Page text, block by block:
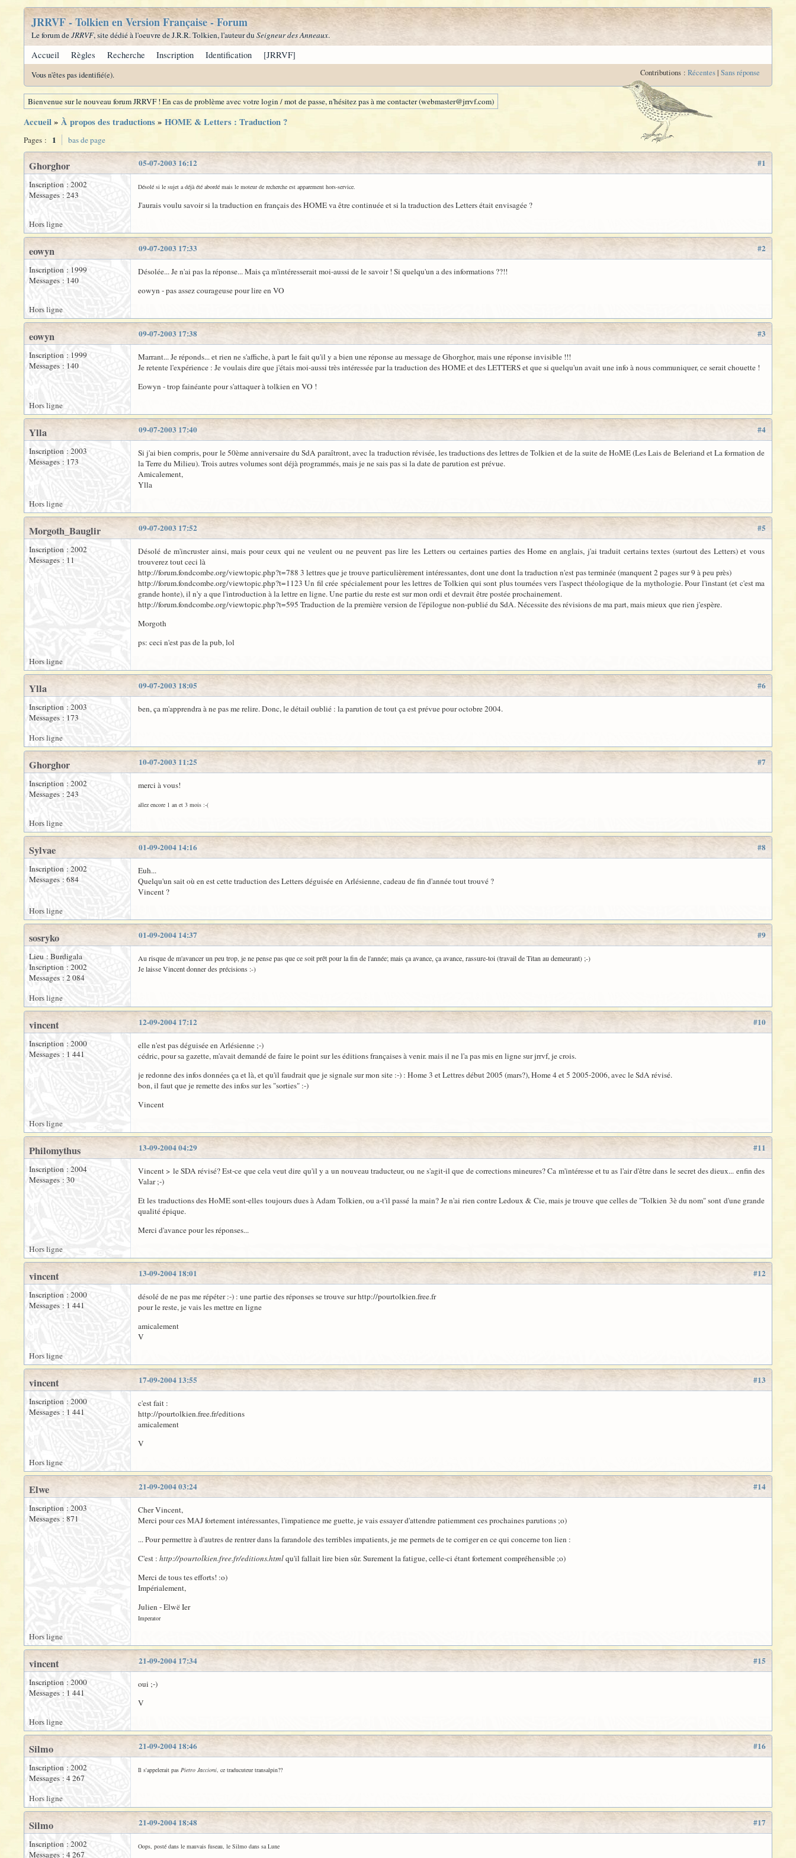
JRRVF - Tolkien en Version Française - Forum
Le forum deJRRVF, site dédié à l'oeuvre de J.R.R. Tolkien, l'auteur du Seigneur des Anneaux.
Accueil Règles Recherche Inscription Identification [JRRVF]
Vous n'êtes pas identifié(e). Contributions : Récentes| Sans réponse
Bienvenue sur le nouveau forum JRRVF ! En cas de problème avec votre login / mot de passe, n'hésitez pas à me contacter (webmaster@jrrvf.com)
Accueil» À propos des traductions» HOME & Letters : Traduction ?
Pages : 1 bas de page
#1
05-07-2003 16:12
Ghorghor
Inscription : 2002
Messages : 243
Désolé si le sujet a déjà été abordé mais le moteur de recherche est apparement hors-service.
J'aurais voulu savoir si la traduction en français des HOME va être continuée et si la traduction des Letters était envisagée ?
Hors ligne
#2
09-07-2003 17:33
eowyn
Inscription : 1999
Messages : 140
Désolée... Je n'ai pas la réponse... Mais ça m'intéresserait moi-aussi de le savoir ! Si quelqu'un a des informations ??!!
eowyn - pas assez courageuse pour lire en VO
Hors ligne
#3
09-07-2003 17:38
eowyn
Inscription : 1999
Messages : 140
Marrant... Je réponds... et rien ne s'affiche, à part le fait qu'il y a bien une réponse au message de Ghorghor, mais une réponse invisible !!!
Je retente l'expérience : Je voulais dire que j'étais moi-aussi très intéressée par la traduction des HOME et des LETTERS et que si quelqu'un avait une info à nous communiquer, ce serait chouette !
Eowyn - trop fainéante pour s'attaquer à tolkien en VO !
Hors ligne
#4
09-07-2003 17:40
Ylla
Inscription : 2003
Messages : 173
Si j'ai bien compris, pour le 50ème anniversaire du SdA paraîtront, avec la traduction révisée, les traductions des lettres de Tolkien et de la suite de HoME (Les Lais de Beleriand et La formation de
la Terre du Milieu). Trois autres volumes sont déjà programmés, mais je ne sais pas si la date de parution est prévue.
Amicalement,
Ylla
Hors ligne
#5
09-07-2003 17:52
Morgoth_Bauglir
Inscription : 2002
Messages : 11
Désolé de m'incruster ainsi, mais pour ceux qui ne veulent ou ne peuvent pas lire les Letters ou certaines parties des Home en anglais, j'ai traduit certains textes (surtout des Letters) et vous
trouverez tout ceci là
http://forum.fondcombe.org/viewtopic.php?t=788 3 lettres que je trouve particulièrement intéressantes, dont une dont la traduction n'est pas terminée (manquent 2 pages sur 9 à peu près)
http://forum.fondcombe.org/viewtopic.php?t=1123 Un fil crée spécialement pour les lettres de Tolkien qui sont plus tournées vers l'aspect théologique de la mythologie. Pour l'instant (et c'est ma
grande honte), il n'y a que l'introduction à la lettre en ligne. Une partie du reste est sur mon ordi et devrait être postée prochainement.
http://forum.fondcombe.org/viewtopic.php?t=595 Traduction de la première version de l'épilogue non-publié du SdA. Nécessite des révisions de ma part, mais mieux que rien j'espère.
Morgoth
ps: ceci n'est pas de la pub, lol
Hors ligne
#6
09-07-2003 18:05
Ylla
Inscription : 2003
Messages : 173
ben, ça m'apprendra à ne pas me relire. Donc, le détail oublié : la parution de tout ça est prévue pour octobre 2004.
Hors ligne
#7
10-07-2003 11:25
Ghorghor
Inscription : 2002
Messages : 243
merci à vous!
allez encore 1 an et 3 mois :-(
Hors ligne
#8
01-09-2004 14:16
Sylvae
Inscription : 2002
Messages : 684
Euh...
Quelqu'un sait où en est cette traduction des Letters déguisée en Arlésienne, cadeau de fin d'année tout trouvé ?
Vincent ?
Hors ligne
#9
01-09-2004 14:37
sosryko
Lieu : Burdigala
Inscription : 2002
Messages : 2 084
Au risque de m'avancer un peu trop, je ne pense pas que ce soit prêt pour la fin de l'année; mais ça avance, ça avance, rassure-toi (travail de Titan au demeurant) ;-)
Je laisse Vincent donner des précisions :-)
Hors ligne
#10
12-09-2004 17:12
vincent
Inscription : 2000
Messages : 1 441
elle n'est pas déguisée en Arlésienne ;-)
cédric, pour sa gazette, m'avait demandé de faire le point sur les éditions françaises à venir. mais il ne l'a pas mis en ligne sur jrrvf, je crois.
je redonne des infos données ça et là, et qu'il faudrait que je signale sur mon site :-) : Home 3 et Lettres début 2005 (mars?), Home 4 et 5 2005-2006, avec le SdA révisé.
bon, il faut que je remette des infos sur les "sorties" :-)
Vincent
Hors ligne
#11
13-09-2004 04:29
Philomythus
Inscription : 2004
Messages : 30
Vincent > le SDA révisé? Est-ce que cela veut dire qu'il y a un nouveau traducteur, ou ne s'agit-il que de corrections mineures? Ca m'intéresse et tu as l'air d'être dans le secret des dieux... enfin des
Valar ;-)
Et les traductions des HoME sont-elles toujours dues à Adam Tolkien, ou a-t'il passé la main? Je n'ai rien contre Ledoux & Cie, mais je trouve que celles de "Tolkien 3è du nom" sont d'une grande
qualité épique.
Merci d'avance pour les réponses...
Hors ligne
#12
13-09-2004 18:01
vincent
Inscription : 2000
Messages : 1 441
désolé de ne pas me répéter :-) : une partie des réponses se trouve sur http://pourtolkien.free.fr
pour le reste, je vais les mettre en ligne
amicalement
V
Hors ligne
#13
17-09-2004 13:55
vincent
Inscription : 2000
Messages : 1 441
c'est fait :
http://pourtolkien.free.fr/editions
amicalement
V
Hors ligne
#14
21-09-2004 03:24
Elwe
Inscription : 2003
Messages : 871
Cher Vincent,
Merci pour ces MAJ fortement intéressantes, l'impatience me guette, je vais essayer d'attendre patiemment ces prochaines parutions ;o)
... Pour permettre à d'autres de rentrer dans la farandole des terribles impatients, je me permets de te corriger en ce qui concerne ton lien :
C'est : http://pourtolkien.free.fr/editions.htmlqu'il fallait lire bien sûr. Surement la fatigue, celle-ci étant fortement compréhensible ;o)
Merci de tous tes efforts! :o)
Impérialement,
Julien - Elwë Ier
Imperator
Hors ligne
#15
21-09-2004 17:34
vincent
Inscription : 2000
Messages : 1 441
oui ;-)
V
Hors ligne
#16
21-09-2004 18:46
Silmo
Inscription : 2002
Messages : 4 267
Il s'appelerait pas Pietro Jaccioni, ce traducuteur transalpin??
Hors ligne
#17
21-09-2004 18:48
Silmo
Inscription : 2002
Messages : 4 267
Oops, posté dans le mauvais fuseau, le Silmo dans sa Lune